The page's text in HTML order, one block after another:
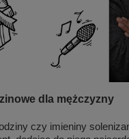
dla mężczyzny
czy imieniny